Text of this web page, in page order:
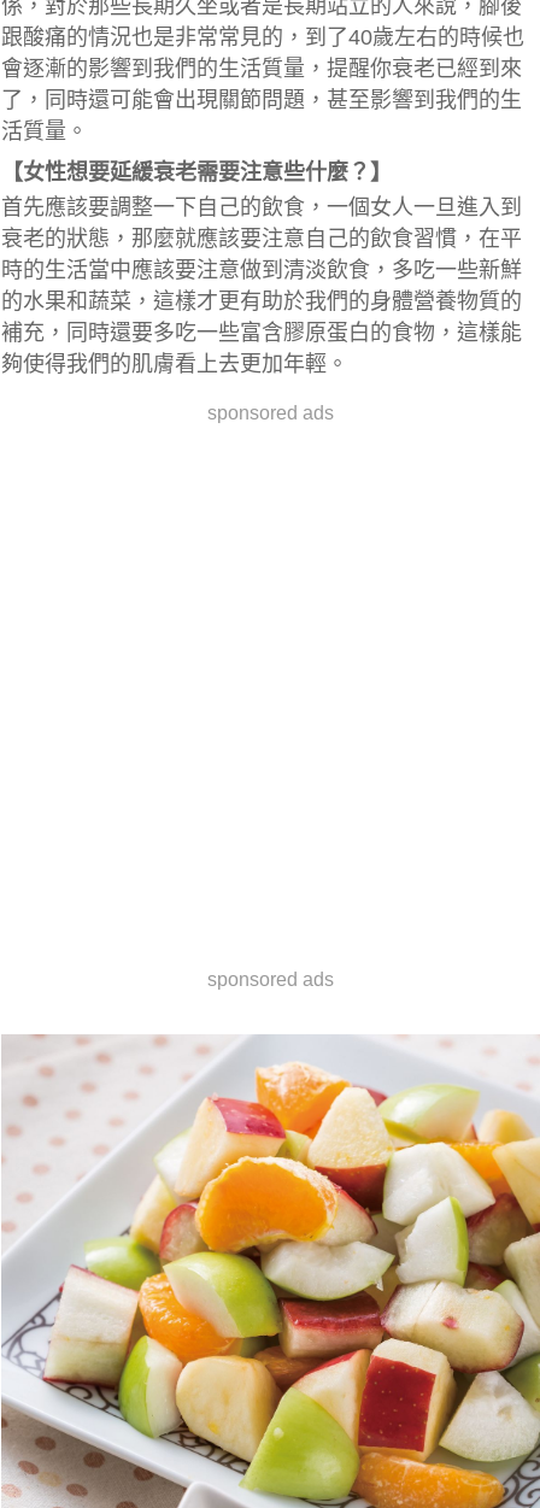
係，對於那些長期久坐或者是長期站立的人來說，腳後
跟酸痛的情況也是非常常見的，到了40歲左右的時候也
會逐漸的影響到我們的生活質量，提醒你衰老已經到來
了， 同時還可能會出現關節問題 ，甚至影響到我們的生
活質量。
【女性想要延緩衰老需要注意些什麼？】
首先應該要調整一下自己的飲食，一個女人一旦進入到
衰老的狀態，那麼就應該要注意自己的飲食習慣，在平
時的生活當中應該要注意做到清淡飲食， 多吃一些新鮮
的水果和蔬菜 ，這樣才更有助於我們的身體營養物質的
補充， 同時還要多吃一些富含膠原蛋白的食物 ，這樣能
夠使得我們的肌膚看上去更加年輕。
sponsored ads
sponsored ads